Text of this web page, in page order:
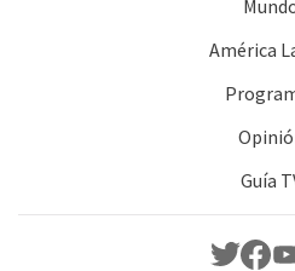
América
Guía